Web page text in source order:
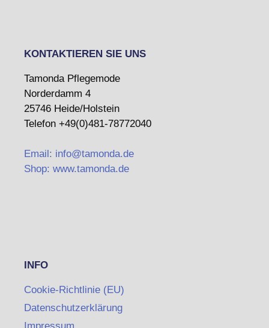
KONTAKTIEREN SIE UNS
Tamonda Pflegemode
Norderdamm 4
25746 Heide/Holstein
Telefon +49(0)481-78772040
Email: info@tamonda.de
Shop: www.tamonda.de
INFO
Cookie-Richtlinie (EU)
Datenschutzerklärung